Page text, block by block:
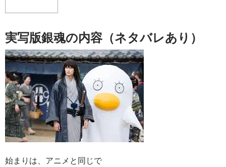
実写版銀魂の内容（ネタバレあり）
始まりは、アニメと同じで